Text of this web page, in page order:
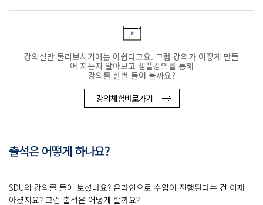
강의실만 둘러보시기에는 아쉽다고요. 그럼 강의가 어떻게 만들
어 지는지 알아보고 샘플강의를 통해
강의를 한번 들어 볼까요?
강의체험바로가기
출석은 어떻게 하나요?
SDU의 강의를 들어 보셨나요? 온라인으로 수업이 진행된다는 건 이제
아셨지요? 그럼 출석은 어떻게 할까요?